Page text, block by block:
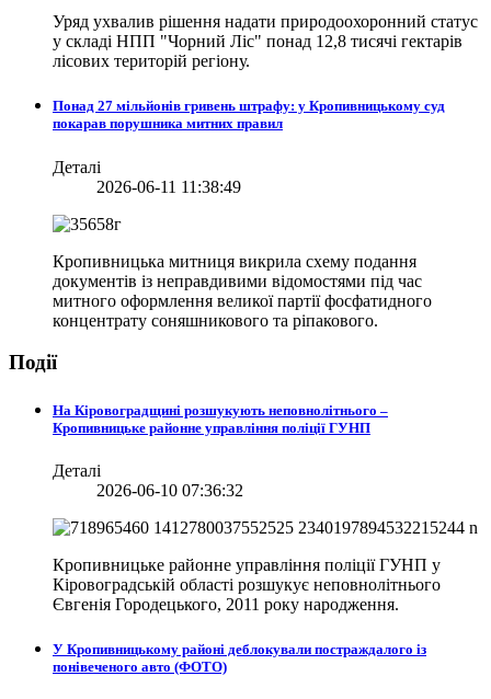
Уряд ухвалив рішення надати природоохоронний статус
у складі НПП "Чорний Ліс" понад 12,8 тисячі гектарів
лісових територій регіону.
Понад 27 мільйонів гривень штрафу: у Кропивницькому суд
покарав порушника митних правил
Деталі
2026-06-11 11:38:49
Кропивницька митниця викрила схему подання
документів із неправдивими відомостями під час
митного оформлення великої партії фосфатидного
концентрату соняшникового та ріпакового.
Події
На Кіровоградщині розшукують неповнолітнього –
Кропивницьке районне управління поліції ГУНП
Деталі
2026-06-10 07:36:32
Кропивницьке районне управління поліції ГУНП у
Кіровоградській області розшукує неповнолітнього
Євгенія Городецького, 2011 року народження.
У Кропивницькому районі деблокували постраждалого із
понівеченого авто (ФОТО)